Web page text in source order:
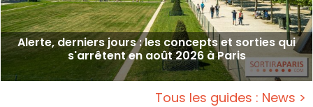
Alerte, derniers jours : les concepts et sorties qui
s'arrêtent en août 2026 à Paris
Tous les guides : News >